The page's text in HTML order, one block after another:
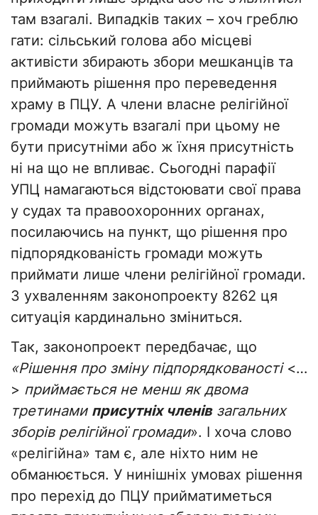
там взагалі. Випадків таких – хоч греблю
гати: сільський голова або місцеві
активісти збирають збори мешканців та
приймають рішення про переведення
храму в ПЦУ. А члени власне релігійної
громади можуть взагалі при цьому не
бути присутніми або ж їхня присутність
ні на що не впливає. Сьогодні парафії
УПЦ намагаються відстоювати свої права
у судах та правоохоронних органах,
посилаючись на пункт, що рішення про
підпорядкованість громади можуть
приймати лише члени релігійної громади.
З ухваленням законопроекту 8262 ця
ситуація кардинально зміниться.
Так, законопроект передбачає, що
«Рішення про зміну підпорядкованості<…
> приймається не менш як двома
третинами присутніх членівзагальних
зборів релігійної громади». І хоча слово
«релігійна» там є, але ніхто ним не
обманюється. У нинішніх умовах рішення
про перехід до ПЦУ прийматиметься